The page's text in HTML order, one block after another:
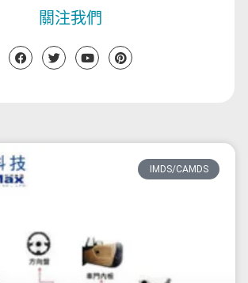
關注我們
IMDS/CAMDS